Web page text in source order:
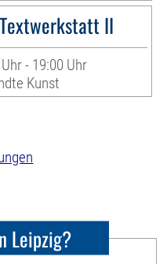
II
- 19:00 Uhr
Kunst
Leipzig?